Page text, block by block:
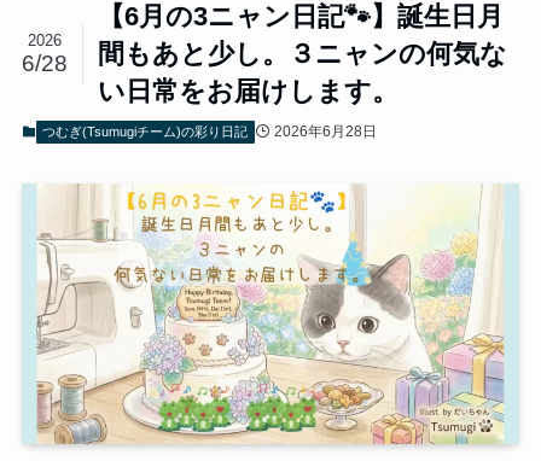
【6月の3ニャン日記🐾】誕生日月
間もあと少し。３ニャンの何気な
い日常をお届けします。
2026
6/28
つむぎ(Tsumugiチーム)の彩り日記 2026年6月28日